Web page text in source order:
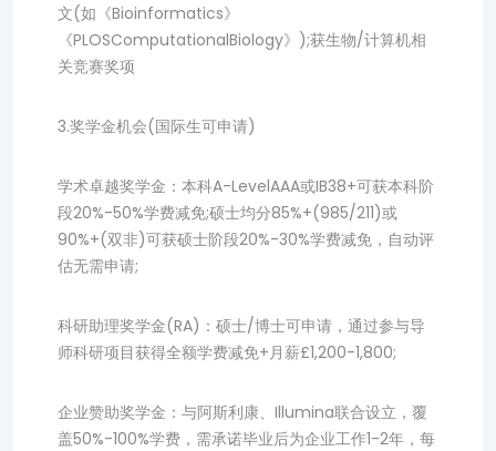
文(如《Bioinformatics》
《PLOSComputationalBiology》);获生物/计算机相
关竞赛奖项
3.奖学金机会(国际生可申请)
学术卓越奖学金：本科A-LevelAAA或IB38+可获本科阶
段20%-50%学费减免;硕士均分85%+(985/211)或
90%+(双非)可获硕士阶段20%-30%学费减免，自动评
估无需申请;
科研助理奖学金(RA)：硕士/博士可申请，通过参与导
师科研项目获得全额学费减免+月薪£1,200-1,800;
企业赞助奖学金：与阿斯利康、Illumina联合设立，覆
盖50%-100%学费，需承诺毕业后为企业工作1-2年，每